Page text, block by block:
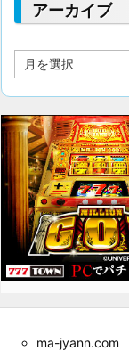
アーカイブ
ー
ブ
ma-jyann.com